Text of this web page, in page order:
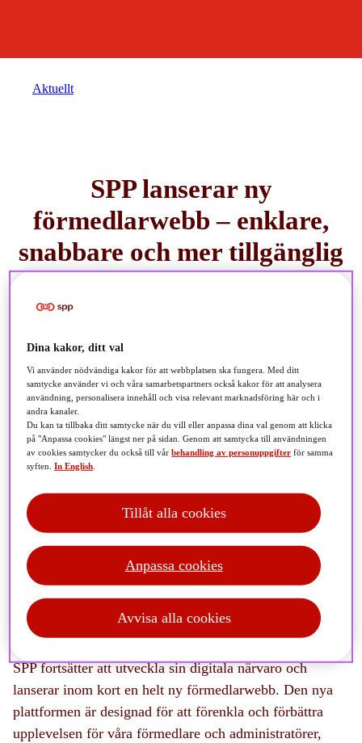
Aktuellt
Observera
Denna artikel publicerades 2025-03-18 och kan innehålla
inaktuell information.Se våra aktuella sidorhär .
SPP lanserar ny
förmedlarwebb – enklare,
snabbare och mer tillgänglig
SPP fortsätter att utveckla sin digitala närvaro och
lanserar inom kort en helt ny förmedlarwebb. Den nya
plattformen är designad för att förenkla och förbättra
upplevelsen för våra förmedlare och administratörer,
Dina kakor, ditt val
Vi använder nödvändiga kakor för att webbplatsen ska fungera. Med ditt
samtycke använder vi och våra samarbetspartners också kakor för att analysera
användning, personalisera innehåll och visa relevant marknadsföring här och i
andra kanaler.
Du kan ta tillbaka ditt samtycke när du vill eller anpassa dina val genom att klicka
på "Anpassa cookies" längst ner på sidan. Genom att samtycka till användningen
av cookies samtycker du också till vårbehandling av personuppgifter för samma
syften.In English
Anpassa cookies
Avvisa alla cookies
Tillåt alla cookies